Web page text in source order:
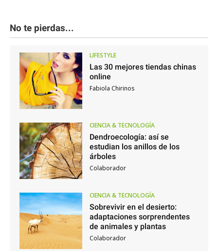
No te pierdas...
LIFESTYLE
Las 30 mejores tiendas chinas
online
Fabiola Chirinos
CIENCIA & TECNOLOGÍA
Dendroecología: así se
estudian los anillos de los
árboles
Colaborador
CIENCIA & TECNOLOGÍA
Sobrevivir en el desierto:
adaptaciones sorprendentes
de animales y plantas
Colaborador